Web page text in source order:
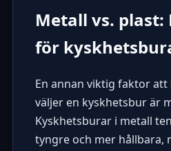
Metall vs.
för
En annan viktig faktor
väljer en kyskhetsbur är
Kyskhetsburar i metall
tyngre och mer hållbara,